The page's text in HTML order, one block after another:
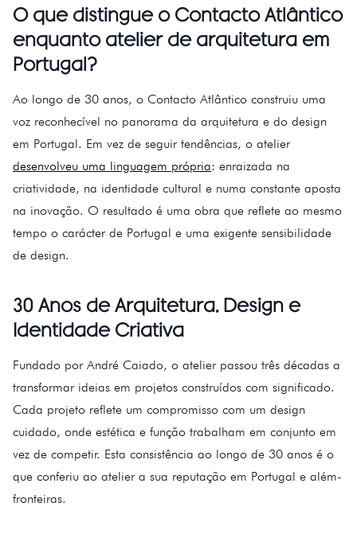
O que distingue o Contacto Atlântico
enquanto atelier de arquitetura em
Portugal?
Ao longo de 30 anos, o Contacto Atlântico construiu uma
voz reconhecível no panorama da arquitetura e do design
em Portugal. Em vez de seguir tendências, o atelier
desenvolveu uma linguagem própria: enraizada na
criatividade, na identidade cultural e numa constante aposta
na inovação. O resultado é uma obra que reflete ao mesmo
tempo o carácter de Portugal e uma exigente sensibilidade
de design.
30 Anos de Arquitetura, Design e
Identidade Criativa
Fundado por André Caiado, o atelier passou três décadas a
transformar ideias em projetos construídos com significado.
Cada projeto reflete um compromisso com um design
cuidado, onde estética e função trabalham em conjunto em
vez de competir. Esta consistência ao longo de 30 anos é o
que conferiu ao atelier a sua reputação em Portugal e além-
fronteiras.